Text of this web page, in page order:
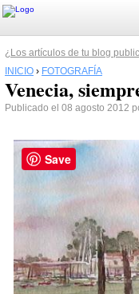
¿Los artículos de tu blog
INICIO › FOTOGRAFÍA
Venecia,
Publicado el 08 agosto 2012
Save